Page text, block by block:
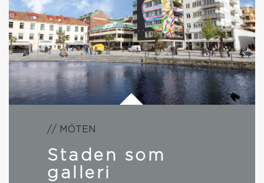
// MÖTEN
Staden som
galleri